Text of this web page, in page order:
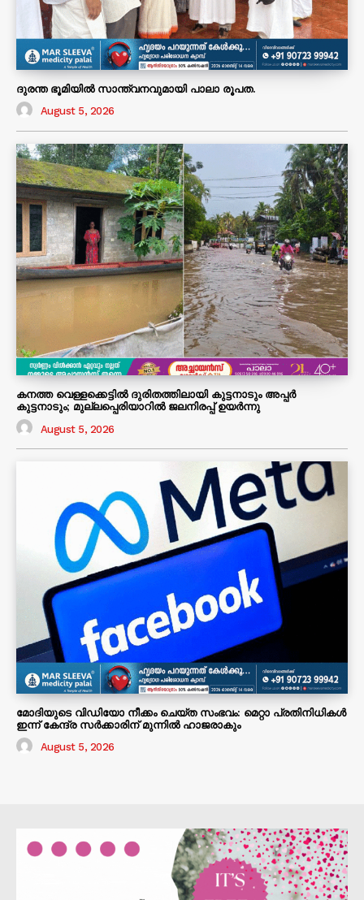
ദുരന്ത ഭൂമിയിൽ സാന്ത്വനവുമായി പാലാ രൂപത.
August 5, 2026
കനത്ത വെള്ളക്കെട്ടിൽ ദുരിതത്തിലായി കുട്ടനാടും അപ്പർ
കുട്ടനാടും; മുല്ലപ്പെരിയാറിൽ ജലനിരപ്പ് ഉയർന്നു
August 5, 2026
മോദിയുടെ വിഡിയോ നീക്കം ചെയ്ത സംഭവം: മെറ്റാ പ്രതിനിധികൾ
ഇന്ന് കേന്ദ്ര സർക്കാരിന് മുന്നിൽ ഹാജരാകും
August 5, 2026